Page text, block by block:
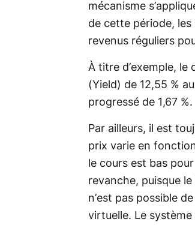
mécanisme
de cette période, les
revenus réguliers
À titre d’exemple,
(Yield) de 12,55 %
progressé de 1,67 %.
Par ailleurs, il est
prix varie en
le cours est bas
revanche, puisque
n’est pas possible
virtuelle. Le